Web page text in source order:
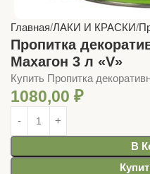
Главная ЛАКИ И КРАСКИ
Пропитка
Махагон 3 л «V»
Купить Пропитка
1080,00 ₽
В